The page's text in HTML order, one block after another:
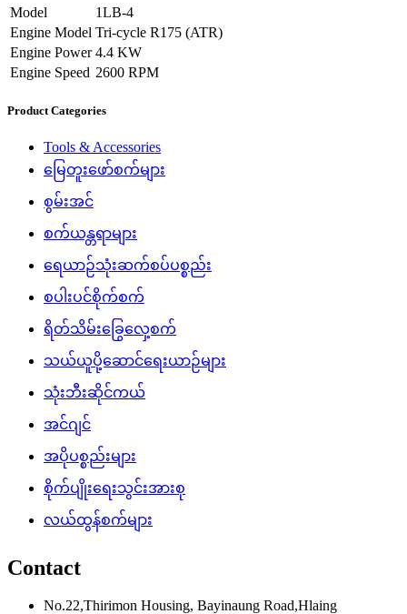
Model
1LB-4
Engine Model Tri-cycle R175 (ATR)
Engine Power 4.4 KW
Engine Speed 2600 RPM
Product Categories
Tools & Accessories
မြေတူးဖော်စက်များ
စွမ်းအင်
စက်ယန္တရာများ
ရေယာဉ်သုံးဆက်စပ်ပစ္စည်း
စပါးပင်စိုက်စက်
ရိတ်သိမ်းခြွေလှေ့စက်
သယ်ယူပို့ဆောင်ရေးယာဉ်များ
သုံးဘီးဆိုင်ကယ်
အင်ဂျင်
အပိုပစ္စည်းများ
စိုက်ပျိုးရေးသွင်းအားစု
လယ်ထွန်စက်များ
Contact
No.22,Thirimon Housing, Bayinaung Road,Hlaing